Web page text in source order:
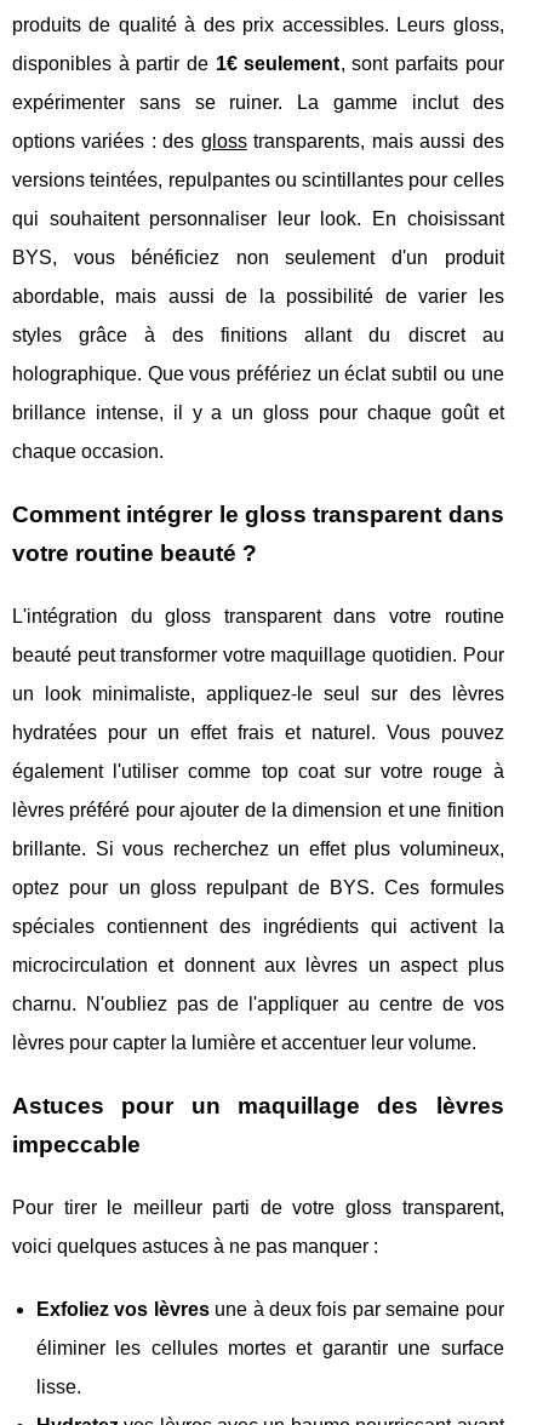
produits de qualité à des prix accessibles. Leurs gloss,
disponibles à partir de 1€ seulement, sont parfaits pour
expérimenter sans se ruiner. La gamme inclut des
options variées : des glosstransparents, mais aussi des
versions teintées, repulpantes ou scintillantes pour celles
qui souhaitent personnaliser leur look. En choisissant
BYS, vous bénéficiez non seulement d'un produit
abordable, mais aussi de la possibilité de varier les
styles grâce à des finitions allant du discret au
holographique. Que vous préfériez un éclat subtil ou une
brillance intense, il y a un gloss pour chaque goût et
chaque occasion.
Comment intégrer le gloss transparent dans
votre routine beauté ?
L'intégration du gloss transparent dans votre routine
beauté peut transformer votre maquillage quotidien. Pour
un look minimaliste, appliquez-le seul sur des lèvres
hydratées pour un effet frais et naturel. Vous pouvez
également l'utiliser comme top coat sur votre rouge à
lèvres préféré pour ajouter de la dimension et une finition
brillante. Si vous recherchez un effet plus volumineux,
optez pour un gloss repulpant de BYS. Ces formules
spéciales contiennent des ingrédients qui activent la
microcirculation et donnent aux lèvres un aspect plus
charnu. N'oubliez pas de l'appliquer au centre de vos
lèvres pour capter la lumière et accentuer leur volume.
Astuces pour un maquillage des lèvres
impeccable
Pour tirer le meilleur parti de votre gloss transparent,
voici quelques astuces à ne pas manquer :
Exfoliez vos lèvresune à deux fois par semaine pour
éliminer les cellules mortes et garantir une surface
lisse.